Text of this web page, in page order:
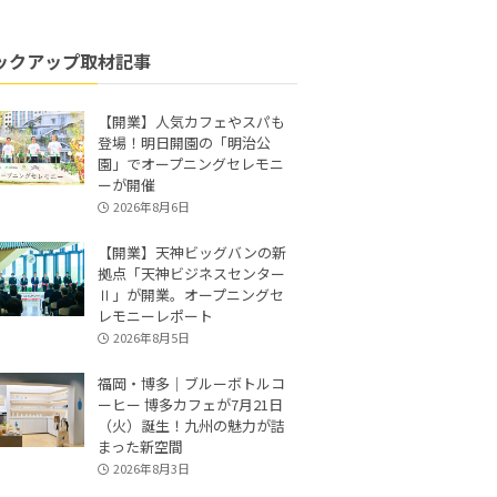
クアップ取材記事
【開業】人気カフェやスパも
登場！明日開園の「明治公
園」でオープニングセレモニ
ーが開催
2026年8月6日
【開業】天神ビッグバンの新
拠点「天神ビジネスセンター
Ⅱ」が開業。オープニングセ
レモニーレポート
2026年8月5日
福岡・博多｜ブルーボトルコ
ーヒー 博多カフェが7月21日
（火）誕生！九州の魅力が詰
まった新空間
2026年8月3日